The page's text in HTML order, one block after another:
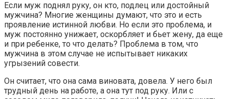
Если муж поднял руку, он кто, подлец или достойный
мужчина? Многие женщины думают, что это и есть
проявление истинной любви. Но если это проблема, и
муж постоянно унижает, оскорбляет и бьет жену, да еще
и при ребенке, то что делать? Проблема в том, что
мужчина в этом случае не испытывает никаких
угрызений совести.
Он считает, что она сама виновата, довела. У него был
трудный день на работе, а она тут под руку. Или с